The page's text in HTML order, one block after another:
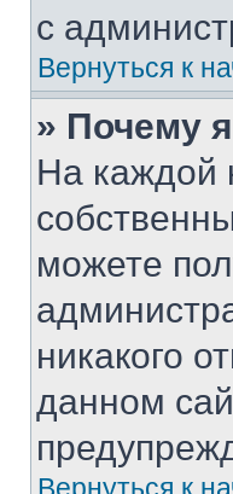
с
Вернуться к
» Почему
На каждой
можете
никакого
данном